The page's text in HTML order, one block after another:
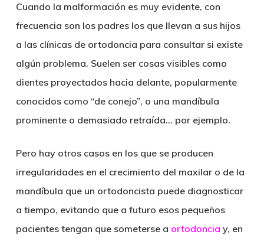
Cuando la malformación es muy evidente, con
frecuencia son los padres los que llevan a sus hijos
a las clínicas de ortodoncia para consultar si existe
algún problema. Suelen ser cosas visibles como
dientes proyectados hacia delante, popularmente
conocidos como “de conejo”, o una mandíbula
prominente o demasiado retraída… por ejemplo.
Pero hay otros casos en los que se producen
irregularidades en el crecimiento del maxilar o de la
mandíbula que un ortodoncista puede diagnosticar
a tiempo, evitando que a futuro esos pequeños
pacientes tengan que someterse a ortodoncia y, en